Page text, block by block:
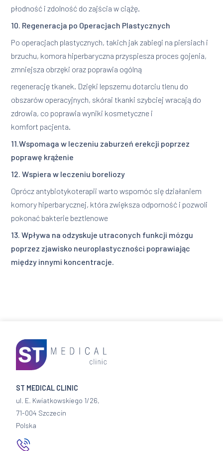
płodność i zdolność do zajścia w ciążę.
10. Regeneracja po Operacjach Plastycznych
Po operacjach plastycznych, takich jak zabiegi na piersiach i
brzuchu, komora hiperbaryczna przyspiesza proces gojenia,
zmniejsza obrzęki oraz poprawia ogólną
regenerację tkanek. Dzięki lepszemu dotarciu tlenu do
obszarów operacyjnych, skórai tkanki szybciej wracają do
zdrowia, co poprawia wyniki kosmetyczne i
komfort pacjenta.
11.Wspomaga w leczeniu zaburzeń erekcji poprzez
poprawę krążenie
12. Wspiera w leczeniu boreliozy
Oprócz antybiotykoterapii warto wspomóc się działaniem
komory hiperbarycznej, która zwiększa odporność i pozwoli
pokonać bakterie beztlenowe
13. Wpływa na odzyskuje utraconych funkcji mózgu
poprzez zjawisko neuroplastyczności poprawiając
między innymi koncentracje.
ST MEDICAL CLINIC
ul. E. Kwiatkowskiego 1/26,
71-004 Szczecin
Polska